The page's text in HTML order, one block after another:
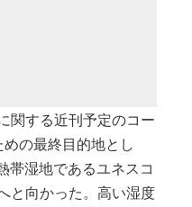
関する近刊予定のコー
めの最終目的地とし
帯湿地であるユネスコ
と向かった。高い湿度